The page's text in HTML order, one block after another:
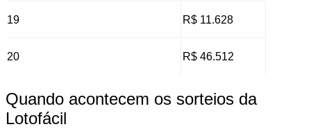
19 R$ 11.628
20 R$ 46.512
Quando acontecem os sorteios da
Lotofácil